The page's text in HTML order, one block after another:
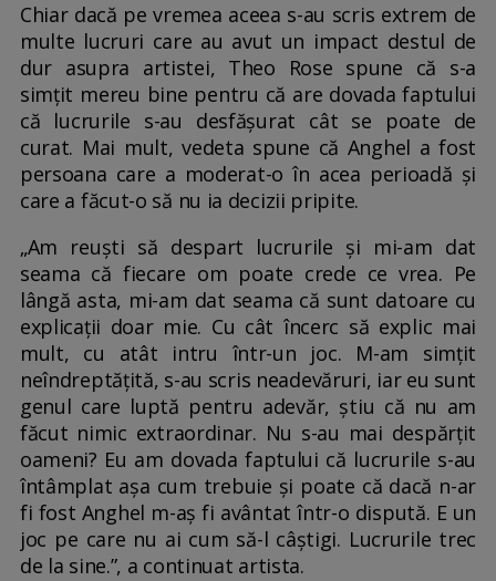
Chiar dacă pe vremea aceea s-au scris extrem de
multe lucruri care au avut un impact destul de
dur asupra artistei, Theo Rose spune că s-a
simțit mereu bine pentru că are dovada faptului
că lucrurile s-au desfășurat cât se poate de
curat. Mai mult, vedeta spune că Anghel a fost
persoana care a moderat-o în acea perioadă și
care a făcut-o să nu ia decizii pripite.
„Am reuști să despart lucrurile și mi-am dat
seama că fiecare om poate crede ce vrea. Pe
lângă asta, mi-am dat seama că sunt datoare cu
explicații doar mie. Cu cât încerc să explic mai
mult, cu atât intru într-un joc. M-am simțit
neîndreptățită, s-au scris neadevăruri, iar eu sunt
genul care luptă pentru adevăr, știu că nu am
făcut nimic extraordinar. Nu s-au mai despărțit
oameni? Eu am dovada faptului că lucrurile s-au
întâmplat așa cum trebuie și poate că dacă n-ar
fi fost Anghel m-aș fi avântat într-o dispută. E un
joc pe care nu ai cum să-l câștigi. Lucrurile trec
de la sine.”, a continuat artista.